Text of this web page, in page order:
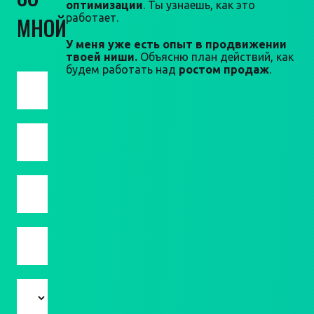
МНОЙ
оптимизации. Ты узнаешь, как это
работает.
У меня уже есть опыт в продвижении
твоей ниши. Объясню план действий, как
будем работать над ростом продаж.